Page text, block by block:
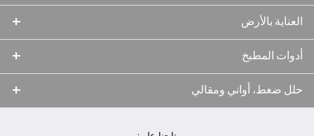
العناية بالأرض
أدوات المطبخ
حلل ضغط، أواني ومقالي